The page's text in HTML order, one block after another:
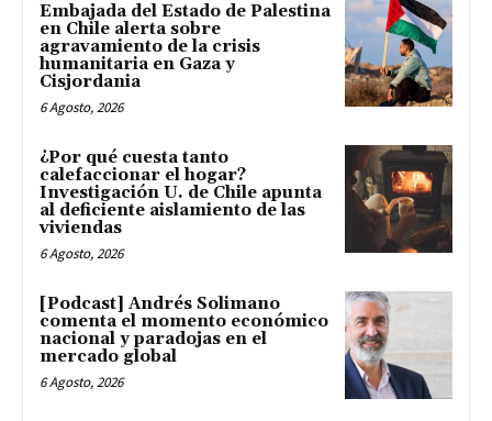
Embajada del Estado de Palestina
en Chile alerta sobre
agravamiento de la crisis
humanitaria en Gaza y
Cisjordania
6 Agosto, 2026
¿Por qué cuesta tanto
calefaccionar el hogar?
Investigación U. de Chile apunta
al deficiente aislamiento de las
viviendas
6 Agosto, 2026
[Podcast] Andrés Solimano
comenta el momento económico
nacional y paradojas en el
mercado global
6 Agosto, 2026